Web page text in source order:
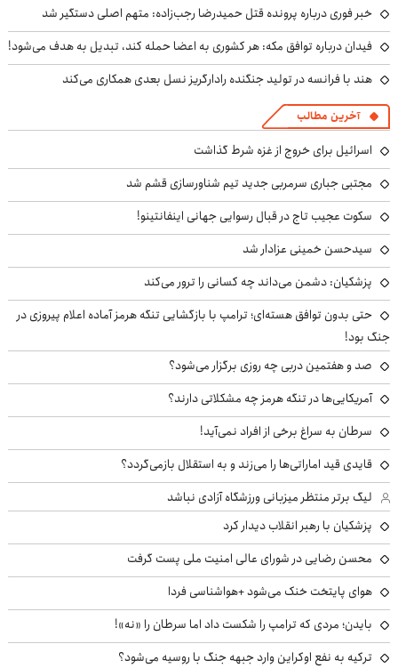
خبر فوری درباره پرونده قتل حمیدرضا رجب‌زاده: متهم اصلی دستگیر شد
فیدان درباره توافق مکه: هر کشوری به اعضا حمله کند، تبدیل به هدف می‌شود!
هند با فرانسه در تولید جنگنده رادارگریز نسل بعدی همکاری می‌کند
آخرین مطالب
اسرائیل برای خروج از غزه شرط گذاشت
مجتبی جباری سرمربی جدید تیم شناورسازی قشم شد
سکوت عجیب تاج در قبال رسوایی جهانی اینفانتینو!
سیدحسن خمینی عزادار شد
پزشکیان: دشمن می‌داند چه کسانی را ترور می‌کند
حتی بدون توافق هسته‌ای؛ ترامپ با بازگشایی تنگه هرمز آماده اعلام پیروزی در
جنگ بود!
صد و هفتمین دربی چه روزی برگزار می‌شود؟
آمریکایی‌ها در تنگه هرمز چه مشکلاتی دارند؟
سرطان به سراغ برخی از افراد نمی‌آید!
قایدی قید اماراتی‌ها را می‌زند و به استقلال بازمی‌گردد؟
لیگ برتر منتظر میزبانی ورزشگاه آزادی نباشد
پزشکیان با رهبر انقلاب دیدار کرد
محسن رضایی در شورای عالی امنیت ملی پست گرفت
هوای پایتخت خنک می‌شود +هواشناسی فردا
بایدن؛ مردی که ترامپ را شکست داد اما سرطان را «نه»!
ترکیه به نفع اوکراین وارد جبهه جنگ با روسیه می‌شود؟